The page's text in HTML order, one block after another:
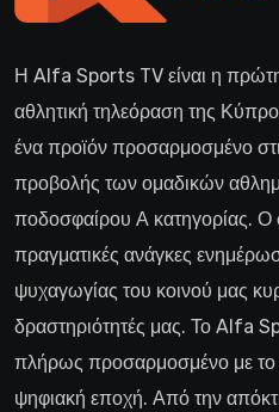
Η Alfa Sports TV είναι η πρώτη
αθλητική τηλεόραση της
ένα προϊόν προσαρμοσμένο
προβολής των ομαδικών
ποδοσφαίρου Α κατηγορίας. Ο
πραγματικές ανάγκες
ψυχαγωγίας του κοινού μας
δραστηριότητές μας. Το Alfa
πλήρως προσαρμοσμένο με το
ψηφιακή εποχή. Από την